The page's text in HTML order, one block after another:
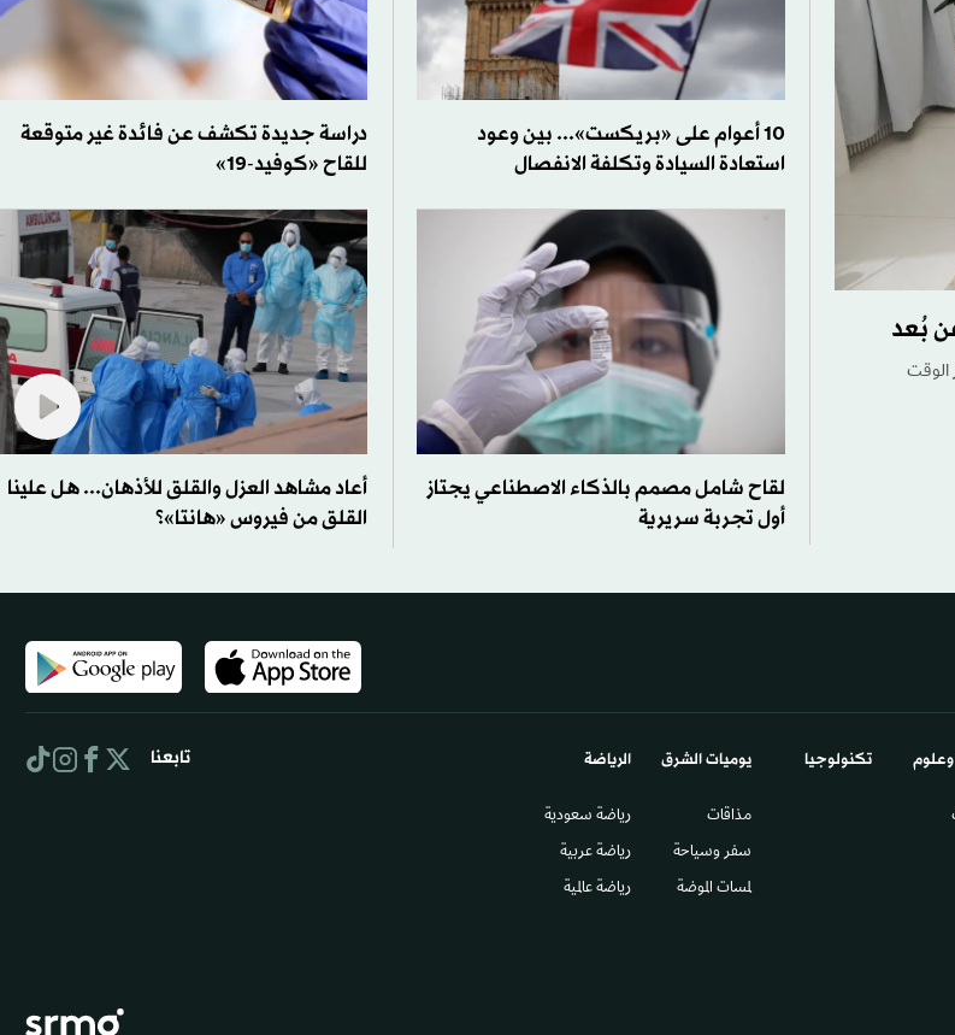
بُعد
الوقت
10 أعوام على «بريكست»... بين وعود
استعادة السيادة وتكلفة الانفصال
دراسة جديدة تكشف عن فائدة غير متوقعة
للقاح «كوفيد-19»
لقاح شامل مصمم بالذكاء الاصطناعي يجتاز
أول تجربة سريرية
أعاد مشاهد العزل والقلق للأذهان... هل علينا
القلق من فيروس «هانتا»؟
تكنولوجيا يوميات الشرق​
مذاقات
سفر وسياحة
لمسات الموضة
الرياضة
رياضة سعودية
رياضة عربية
رياضة عالمية
تابعنا